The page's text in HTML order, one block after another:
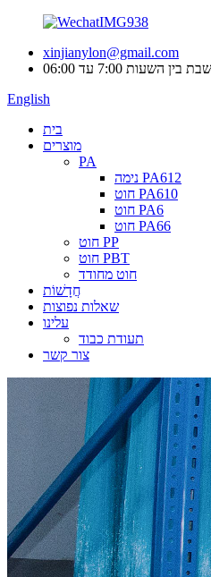
xinjianylon@gmail.com
השעות 7:00 עד 06:00
English
בית
מוצרים
PA
נימה PA612
חוט PA610
חוט PA6
חוט PA66
חוט PP
חוט PBT
חוט מחודד
חֲדָשׁוֹת
שאלות נפוצות
עלינו
תעודת כבוד
צור קשר